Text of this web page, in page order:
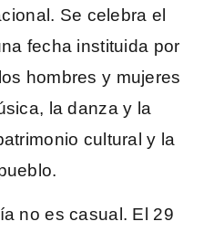
Se celebra el
fecha instituida por
hombres y mujeres
la danza y la
cultural y la
no es casual. El 29